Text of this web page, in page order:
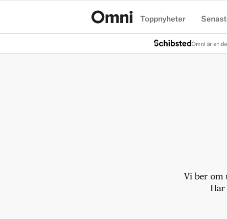
Toppnyheter
Omni är en
Vi ber om
Har